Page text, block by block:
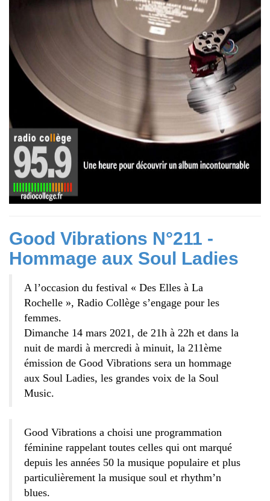
Good Vibrations N°211 -
Hommage aux Soul Ladies
A l’occasion du festival « Des Elles à La
Rochelle », Radio Collège s’engage pour les
femmes.
Dimanche 14 mars 2021, de 21h à 22h et dans la
nuit de mardi à mercredi à minuit, la 211ème
émission de Good Vibrations sera un hommage
aux Soul Ladies, les grandes voix de la Soul
Music.
Good Vibrations a choisi une programmation
féminine rappelant toutes celles qui ont marqué
depuis les années 50 la musique populaire et plus
particulièrement la musique soul et rhythm’n
blues.